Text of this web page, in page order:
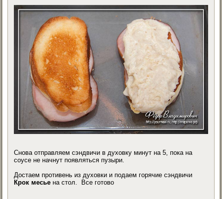
Снова отправляем сэндвичи в духовку минут на 5, пока на
соусе не начнут появляться пузыри.
Достаем противень из духовки и подаем горячие сэндвичи
Крок месье на стол. Все готово